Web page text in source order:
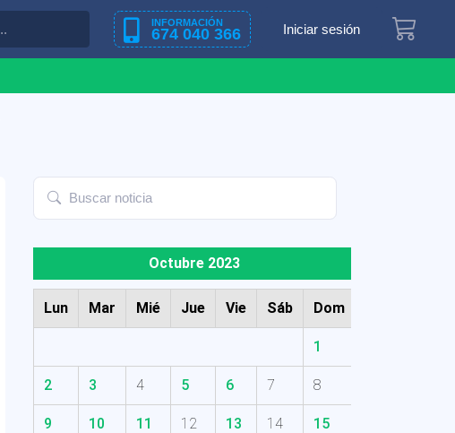
INFORMACIÓN
674 040 366 Iniciar sesión
Octubre 2023
Lun Mar Mié Jue Vie Sáb Dom
1
2 3 4 5 6 7 8
9 10 11 12 13 14 15